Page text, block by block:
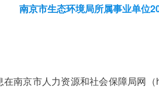
南京市生态环境局所属事业单位
南京市人力资源和社会保障局网